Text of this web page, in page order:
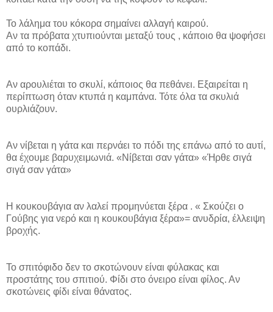
Το λάλημα του κόκορα σημαίνει αλλαγή καιρού.
Αν τα πρόβατα χτυπιούνται μεταξύ τους , κάποιο θα ψοφήσει
από το κοπάδι.
Αν αρουλιέται το σκυλί, κάποιος θα πεθάνει. Εξαιρείται η
περίπτωση όταν κτυπά η καμπάνα. Τότε όλα τα σκυλιά
ουρλιάζουν.
Αν νίβεται η γάτα και περνάει το πόδι της επάνω από το αυτί,
θα έχουμε βαρυχειμωνιά. «Νίβεται σαν γάτα» «Ήρθε σιγά
σιγά σαν γάτα»
Η κουκουβάγια αν λαλεί προμηνύεται ξέρα . « Σκούζει ο
Γούβης για νερό και η κουκουβάγια ξέρα»= ανυδρία, έλλειψη
βροχής.
Το σπιτόφιδο δεν το σκοτώνουν είναι φύλακας και
προστάτης του σπιτιού. Φίδι στο όνειρο είναι φίλος. Αν
σκοτώνεις φίδι είναι θάνατος.